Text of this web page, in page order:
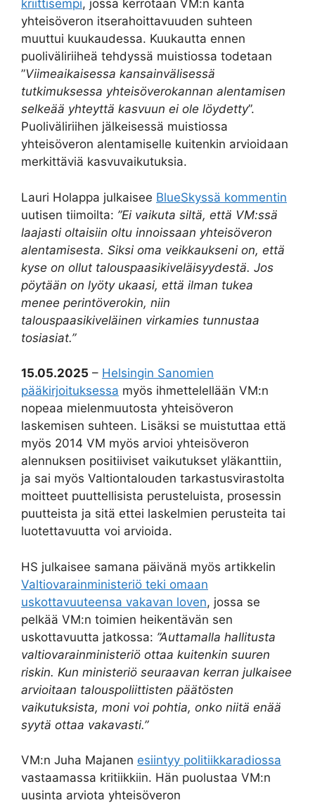
kriittisempi, jossa kerrotaan VM:n kanta
yhteisöveron itserahoittavuuden suhteen
muuttui kuukaudessa. Kuukautta ennen
puoliväliriiheä tehdyssä muistiossa todetaan
”Viimeaikaisessa kansainvälisessä
tutkimuksessa yhteisöverokannan alentamisen
selkeää yhteyttä kasvuun ei ole löydetty”.
Puoliväliriihen jälkeisessä muistiossa
yhteisöveron alentamiselle kuitenkin arvioidaan
merkittäviä kasvuvaikutuksia.
Lauri Holappa julkaisee BlueSkyssä kommentin
uutisen tiimoilta: ”Ei vaikuta siltä, että VM:ssä
laajasti oltaisiin oltu innoissaan yhteisöveron
alentamisesta. Siksi oma veikkaukseni on, että
kyse on ollut talouspaasikiveläisyydestä. Jos
pöytään on lyöty ukaasi, että ilman tukea
menee perintöverokin, niin
talouspaasikiveläinen virkamies tunnustaa
tosiasiat.”
15.05.2025 – Helsingin Sanomien
pääkirjoituksessa myös ihmettelellään VM:n
nopeaa mielenmuutosta yhteisöveron
laskemisen suhteen. Lisäksi se muistuttaa että
myös 2014 VM myös arvioi yhteisöveron
alennuksen positiiviset vaikutukset yläkanttiin,
ja sai myös Valtiontalouden tarkastusvirastolta
moitteet puuttellisista perusteluista, prosessin
puutteista ja sitä ettei laskelmien perusteita tai
luotettavuutta voi arvioida.
HS julkaisee samana päivänä myös artikkelin
Valtiovarain­ministeriö teki omaan
uskottavuuteensa vakavan loven, jossa se
pelkää VM:n toimien heikentävän sen
uskottavuutta jatkossa: ”Auttamalla hallitusta
valtiovarainministeriö ottaa kuitenkin suuren
riskin. Kun ministeriö seuraavan kerran julkaisee
arvioitaan talouspoliittisten päätösten
vaikutuksista, moni voi pohtia, onko niitä enää
syytä ottaa vakavasti.”
VM:n Juha Majanen esiintyy politiikkaradiossa
vastaamassa kritiikkiin. Hän puolustaa VM:n
uusinta arviota yhteisöveron